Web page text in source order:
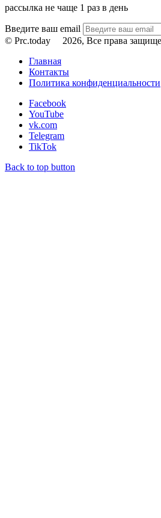
рассылка не чаще 1 раз в день
Введите ваш email
© Prc.today
2026, Все права
Главная
Контакты
Политика конфиденциальности
Facebook
YouTube
vk.com
Telegram
TikTok
Back to top button